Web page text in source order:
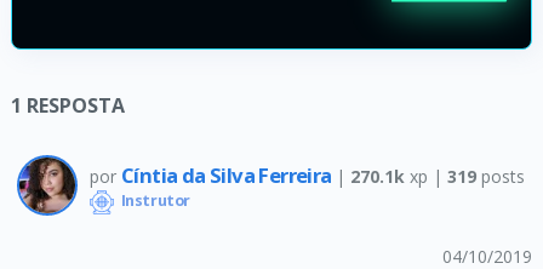
1 RESPOSTA
por Cíntia da Silva Ferreira | 270.1k xp | 319posts
Instrutor
04/10/2019